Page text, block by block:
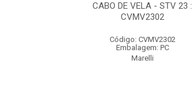
CABO DE VELA - STV 23 :
CVMV2302
Código: CVMV2302
Embalagem: PC
Marelli